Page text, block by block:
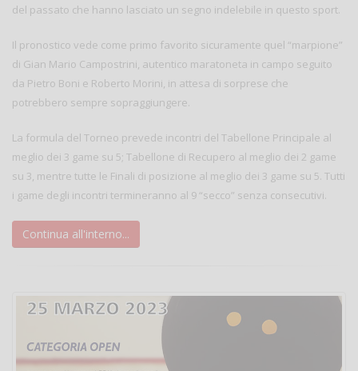
del passato che hanno lasciato un segno indelebile in questo sport.
Il pronostico vede come primo favorito sicuramente quel “marpione”
di Gian Mario Campostrini, autentico maratoneta in campo seguito
da Pietro Boni e Roberto Morini, in attesa di sorprese che
potrebbero sempre sopraggiungere.
La formula del Torneo prevede incontri del Tabellone Principale al
meglio dei 3 game su 5; Tabellone di Recupero al meglio dei 2 game
su 3, mentre tutte le Finali di posizione al meglio dei 3 game su 5. Tutti
i game degli incontri termineranno al 9 “secco” senza consecutivi.
Continua all'interno...